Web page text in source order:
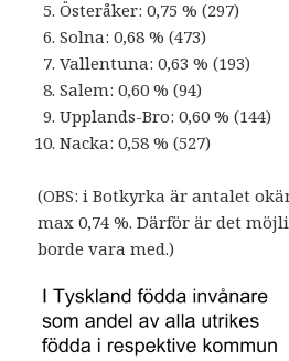
Österåker: 0,75 % (297)
Solna: 0,68 % (473)
Vallentuna: 0,63 % (193)
Salem: 0,60 % (94)
Upplands-Bro: 0,60 % (144)
Nacka: 0,58 % (527)
(OBS: i Botkyrka är antalet
max 0,74 %. Därför är det
borde vara med.)